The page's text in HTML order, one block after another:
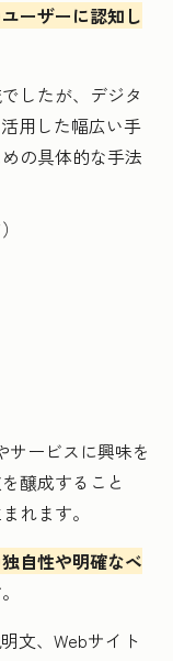
ーザーに認知し
したが、デジタ
用した幅広い手
の具体的な手法
ービスに興味を
醸成すること
れます。
自性や明確なベ
文、Webサイト